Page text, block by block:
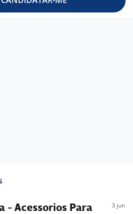
- Acessorios Para
3 jun